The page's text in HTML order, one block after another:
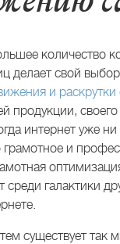
количество
делает свой
и раскрутки
продукции,
интернет уже ни
грамотное и
галактики
существует так